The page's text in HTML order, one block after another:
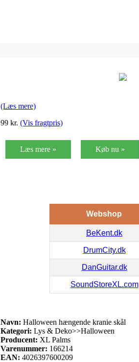
(Læs mere)
99 kr. (Vis fragtpris)
Læs mere » Køb nu »
Webshop
BeKent.dk
DrumCity.dk
DanGuitar.dk
SoundStoreXL.com
Navn: Halloween hængende kranie skål
Kategori: Lys & Deko>>Halloween
Producent: XL Palms
Varenummer: 166214
EAN: 4026397600209